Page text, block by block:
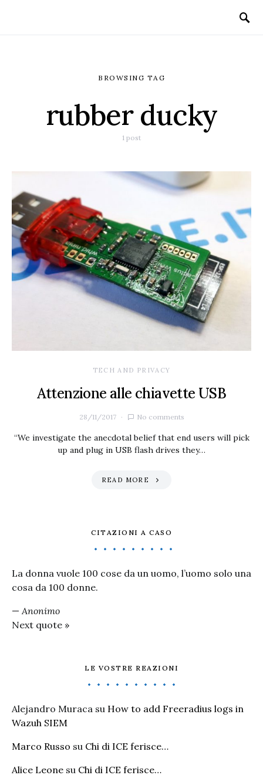
BROWSING TAG
rubber ducky
1 post
TECH AND PRIVACY
Attenzione alle chiavette USB
28/11/2017 No comments
“We investigate the anecdotal belief that end users will pick
up and plug in USB flash drives they…
READ MORE
CITAZIONI A CASO
La donna vuole 100 cose da un uomo, l’uomo solo una
cosa da 100 donne.
—Anonimo
Next quote »
LE VOSTRE REAZIONI
Alejandro Muraca su How to add Freeradius logs in
Wazuh SIEM
Marco Russo su Chi di ICE ferisce…
Alice Leone su Chi di ICE ferisce…